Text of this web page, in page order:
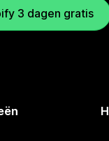
3 dagen gratis